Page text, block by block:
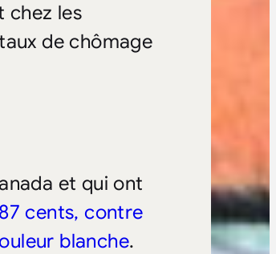
chez les
de chômage
et qui ont
cents, contre
blanche.